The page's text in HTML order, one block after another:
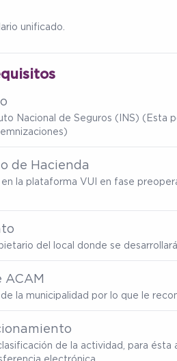
unificado.
Nacional de Seguros (INS) (Esta
de Hacienda
la plataforma VUI en fase
del local donde se
ACAM
la municipalidad por lo que le
de la actividad, para